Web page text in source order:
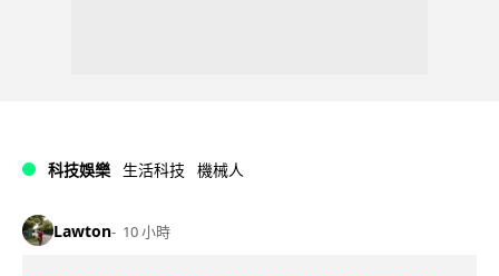
科技娛樂 生活科技 機械人
Lawton 10 小時